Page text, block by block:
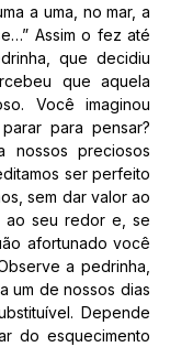
a uma, no mar, a
Assim o fez até
que decidiu
que aquela
Você imaginou
para pensar?
nossos preciosos
ser perfeito
sem dar valor ao
ao seu redor e, se
afortunado você
a pedrinha,
um de nossos dias
Depende
do esquecimento